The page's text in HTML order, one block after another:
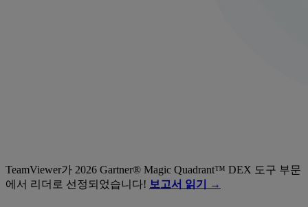
TeamViewer가 2026 Gartner® Magic Quadrant™ DEX 도구 부문
에서 리더로 선정되었습니다! 보고서 읽기 →